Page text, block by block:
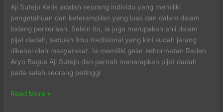
Aji Sutejo Keris adalah seorang individu yang memiliki
pengetahuan dan keterampilan yang luas dan dalam dalam
bidang perkerisan. Selain itu, ia juga merupakan ahli dalam
pijat dadah, sebuah ilmu tradisional yang kini sudah jarang
dikenal oleh masyarakat. Ia memiliki gelar kehormatan Raden
Aryo Bagus Aji Sutejo dan pernah menerapkan pijat dadah
pada salah seorang petinggi
Aji
Read More »